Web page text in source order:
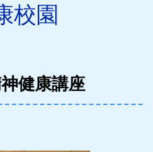
校園
健康講座